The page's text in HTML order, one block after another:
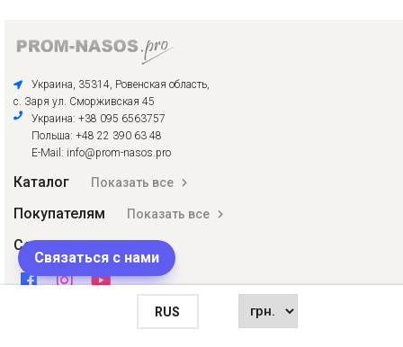
RUS
Украина, 35314, Ровенская область,
с. Заря ул. Сморживская 45
Украина: +38 095 6563757
Польша: +48 22 390 63 48
E-Mail: info@prom-nasos.pro
Каталог Показать все
Покупателям Показать все
Соцсети
Связаться с нами